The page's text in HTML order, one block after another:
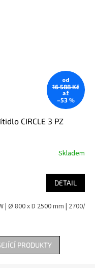
od
16 588 Kč
až
–53 %
CIRCLE 3 PZ
Skladem
DETAIL
| Ø 800 x D 2500 mm | 2700/
PRODUKTY